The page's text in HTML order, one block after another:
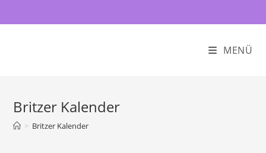
MENÜ
Britzer Kalender
> Britzer Kalender